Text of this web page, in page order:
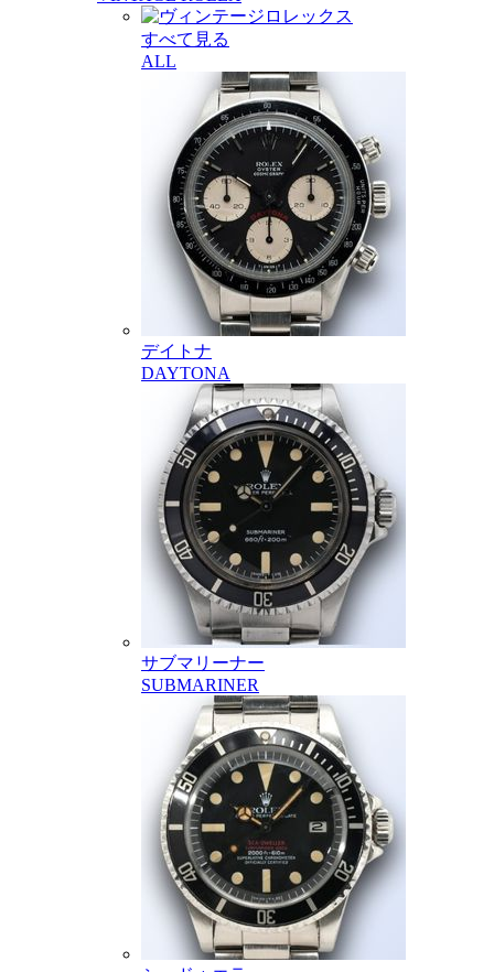
すべて見る
ALL
デイトナ
DAYTONA
サブマリーナー
SUBMARINER